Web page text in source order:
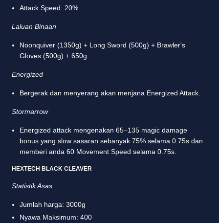
Attack Speed: 20%
Laluan Binaan
Noonquiver (1350g) + Long Sword (500g) + Brawler's
Gloves (500g) + 650g
Energized
Bergerak dan menyerang akan menjana Energized Attack.
Stormarrow
Energized attack mengenakan 65–135 magic damage
bonus yang slow sasaran sebanyak 75% selama 0.75s dan
memberi anda 60 Movement Speed selama 0.75s.
HEXTECH BLACK CLEAVER
Statistik Asas
Jumlah harga: 3000g
Nyawa Maksimum: 400